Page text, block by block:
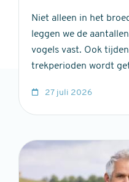
Niet alleen in het
leggen we de
vogels vast. Ook
trekperioden wordt
27 juli 2026